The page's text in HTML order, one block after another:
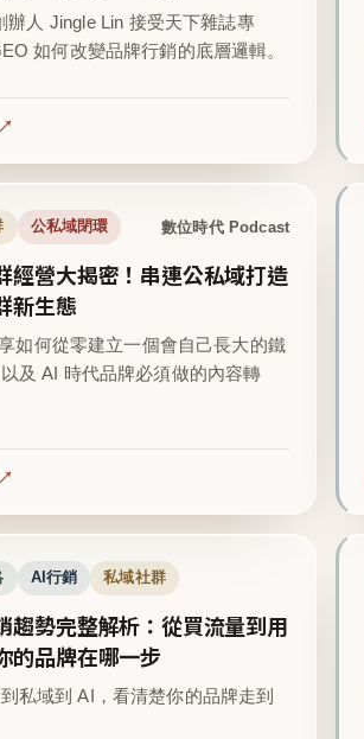
辦人 Jingle Lin 接受天下雜誌專
如何改變品牌行銷的底層邏輯。
公私域閉環 數位時代 Podcast
經營大揭密！串連公私域打造
新生態
如何從零建立一個會自己長大的鐵
及 AI 時代品牌必須做的內容轉
AI行銷 私域社群
趨勢完整解析：從買流量到用
的品牌在哪一步
私域到 AI，看清楚你的品牌走到